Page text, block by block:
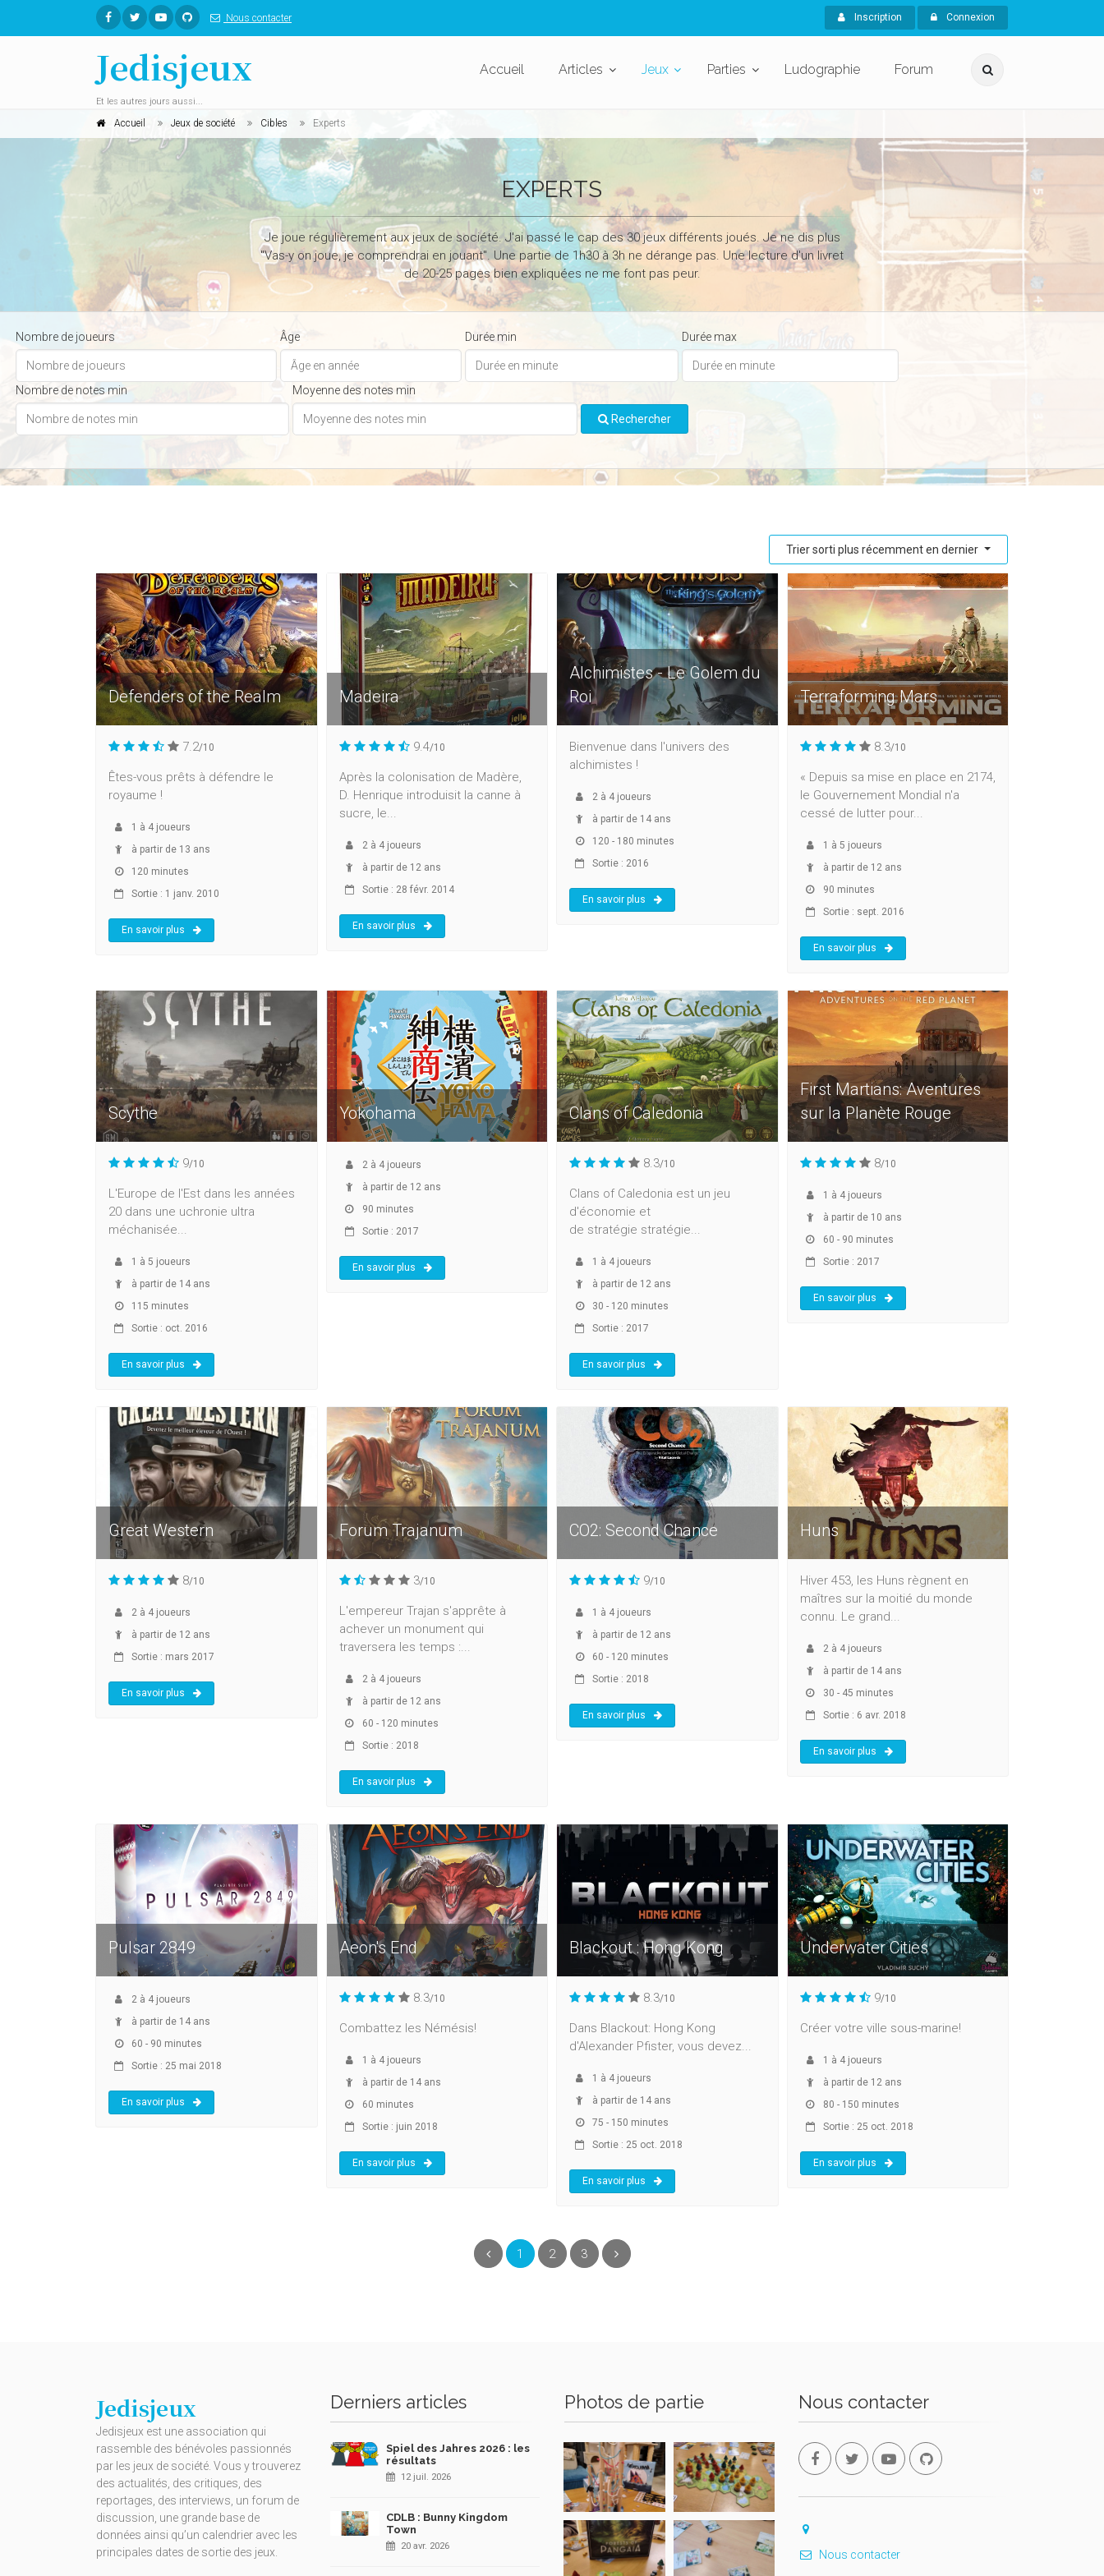
Nous contacter Inscription Connexion
Jedisjeux
Et les autres jours aussi...
Accueil Articles Jeux Parties Ludographie Forum
Accueil Jeux de société Cibles Experts
EXPERTS
Je joue régulièrement aux jeux de société. J'ai passé le cap des 30 jeux différents joués. Je ne dis plus
"Vas-y on joue, je comprendrai en jouant". Une partie de 1h30 à 3h ne dérange pas. Une lecture d'un livret
de 20-25 pages bien expliquées ne me font pas peur.
Nombre de joueurs Âge Durée min Durée max
Nombre de notes min Moyenne des notes min
Rechercher
Trier sorti plus récemment en dernier
Defenders of the Realm
7.2/10
Êtes-vous prêts à défendre le
royaume !
1 à 4 joueurs
à partir de 13 ans
120 minutes
Sortie : 1 janv. 2010
En savoir plus
Madeira
9.4/10
Après la colonisation de Madère,
D. Henrique introduisit la canne à
sucre, le...
2 à 4joueurs
à partir de 12 ans
Sortie : 28 févr. 2014
En savoir plus
Alchimistes - Le Golem du
Roi
Bienvenue dans l'univers des
alchimistes !
2 à 4 joueurs
à partir de 14 ans
120 - 180 minutes
Sortie : 2016
En savoir plus
Terraforming Mars
8.3/10
« Depuis sa mise en place en 2174,
le Gouvernement Mondial n'a
cessé de lutter pour...
1 à 5 joueurs
à partir de 12 ans
90 minutes
Sortie : sept. 2016
En savoir plus
Scythe
9/10
L'Europe de l'Est dans les années
20 dans une uchronie ultra
méchanisée...
1 à 5 joueurs
à partir de 14 ans
115 minutes
Sortie : oct. 2016
En savoir plus
Yokohama
2à 4joueurs
à partir de 12 ans
90 minutes
Sortie : 2017
En savoir plus
Clans of Caledonia
8.3/10
Clans of Caledonia est un jeu
d'économie et
de stratégie stratégie...
1 à 4 joueurs
à partir de 12 ans
30 - 120 minutes
Sortie : 2017
En savoir plus
First Martians: Aventures
sur la Planète Rouge
8/10
1 à 4joueurs
à partir de 10 ans
60 - 90 minutes
Sortie : 2017
En savoir plus
Great Western
8/10
2 à 4 joueurs
à partir de 12 ans
Sortie : mars 2017
En savoir plus
Forum Trajanum
3/10
L'empereur Trajan s'apprête à
achever un monument qui
traversera les temps :...
2à 4joueurs
à partir de 12 ans
60 - 120 minutes
Sortie : 2018
En savoir plus
CO2: Second Chance
9/10
1 à 4 joueurs
à partir de 12 ans
60 - 120 minutes
Sortie : 2018
En savoir plus
Huns
Hiver 453, les Huns règnent en
maîtres sur la moitié du monde
connu. Le grand...
2à 4joueurs
à partir de 14 ans
30 - 45 minutes
Sortie : 6 avr. 2018
En savoir plus
Pulsar 2849
2 à 4 joueurs
à partir de 14 ans
60 - 90 minutes
Sortie : 25 mai 2018
En savoir plus
Aeon's End
8.3/10
Combattez les Némésis!
1 à 4joueurs
à partir de 14 ans
60 minutes
Sortie : juin 2018
En savoir plus
Blackout : Hong Kong
8.3/10
Dans Blackout: Hong Kong
d'Alexander Pfister, vous devez...
1 à 4 joueurs
à partir de 14 ans
75 - 150 minutes
Sortie : 25 oct. 2018
En savoir plus
Underwater Cities
9/10
Créer votre ville sous-marine!
1 à 4joueurs
à partir de 12 ans
80 - 150 minutes
Sortie : 25 oct. 2018
En savoir plus
Précédent
1 (current)
2 3 Suivant
Jedisjeux
Jedisjeux est une association qui
rassemble des bénévoles passionnés
par les jeux de société. Vous y trouverez
des actualités, des critiques, des
reportages, des interviews, un forum de
discussion, une grande base de
données ainsi qu’un calendrier avec les
principales dates de sortie des jeux.
Derniers articles
Spiel des Jahres 2026 : les
résultats
12 juil. 2026
CDLB : Bunny Kingdom
Town
20 avr. 2026
Photos de partie Nous contacter
Nous contacter